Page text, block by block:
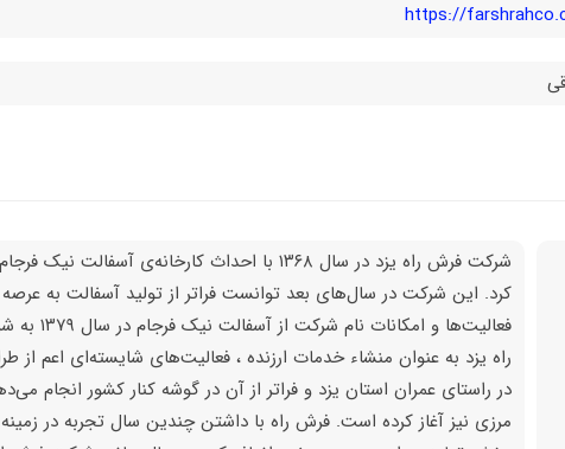
https://
کرد. این شرکت در سال‌های بعد توانست فراتر از تولید آسفالت به
راه یزد به عنوان منشاء خدمات ارزنده ، فعالیت‌های شایسته‌ای اعم
در راستای عمران استان یزد و فراتر از آن در گوشه کنار کشور انجام
مرزی نیز آغاز کرده است. فرش راه با داشتن چندین سال تجربه در